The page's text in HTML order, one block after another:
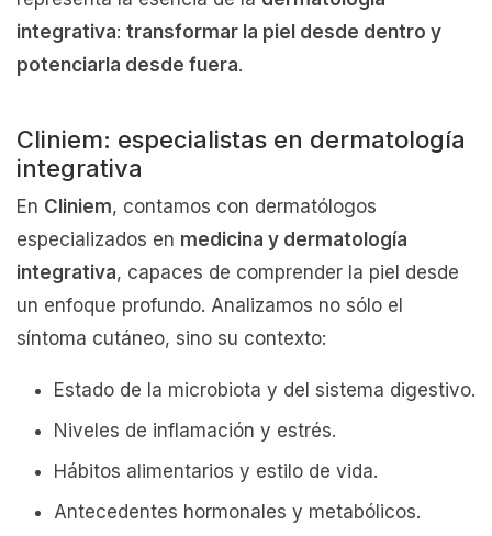
integrativa: transformar la piel desde dentro y
potenciarla desde fuera.
Cliniem: especialistas en dermatología
integrativa
En Cliniem, contamos con dermatólogos
especializados en medicina y dermatología
integrativa, capaces de comprender la piel desde
un enfoque profundo. Analizamos no sólo el
síntoma cutáneo, sino su contexto:
Estado de la microbiota y del sistema digestivo.
Niveles de inflamación y estrés.
Hábitos alimentarios y estilo de vida.
Antecedentes hormonales y metabólicos.